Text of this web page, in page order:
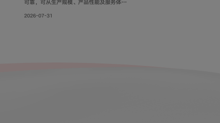
可靠，可从生产规模、产品性能及服务体系
年，其HDPE双壁波纹管质量可靠，被广泛
2026-07-31